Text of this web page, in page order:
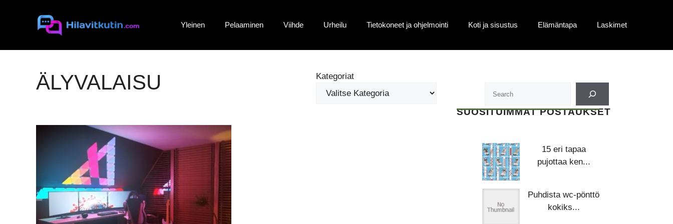
Yleinen Pelaaminen Viihde Urheilu Tietokoneet ja ohjelmointi Koti ja sisustus Elämäntapa Laskimet
ÄLYVALAISU Kategoriat
SUOSITUIMMAT POSTAUKSET
15 eri tapaa
pujottaa ken...
Puhdista wc-pönttö
kokiks...